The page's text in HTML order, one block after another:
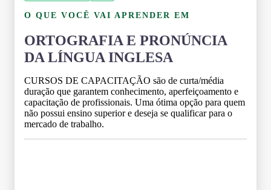
O QUE VOCÊ VAI APRENDER EM
ORTOGRAFIA E PRONÚNCIA
DA LÍNGUA INGLESA
CURSOS DE CAPACITAÇÃO são de curta/média
duração que garantem conhecimento, aperfeiçoamento e
capacitação de profissionais. Uma ótima opção para quem
não possui ensino superior e deseja se qualificar para o
mercado de trabalho.